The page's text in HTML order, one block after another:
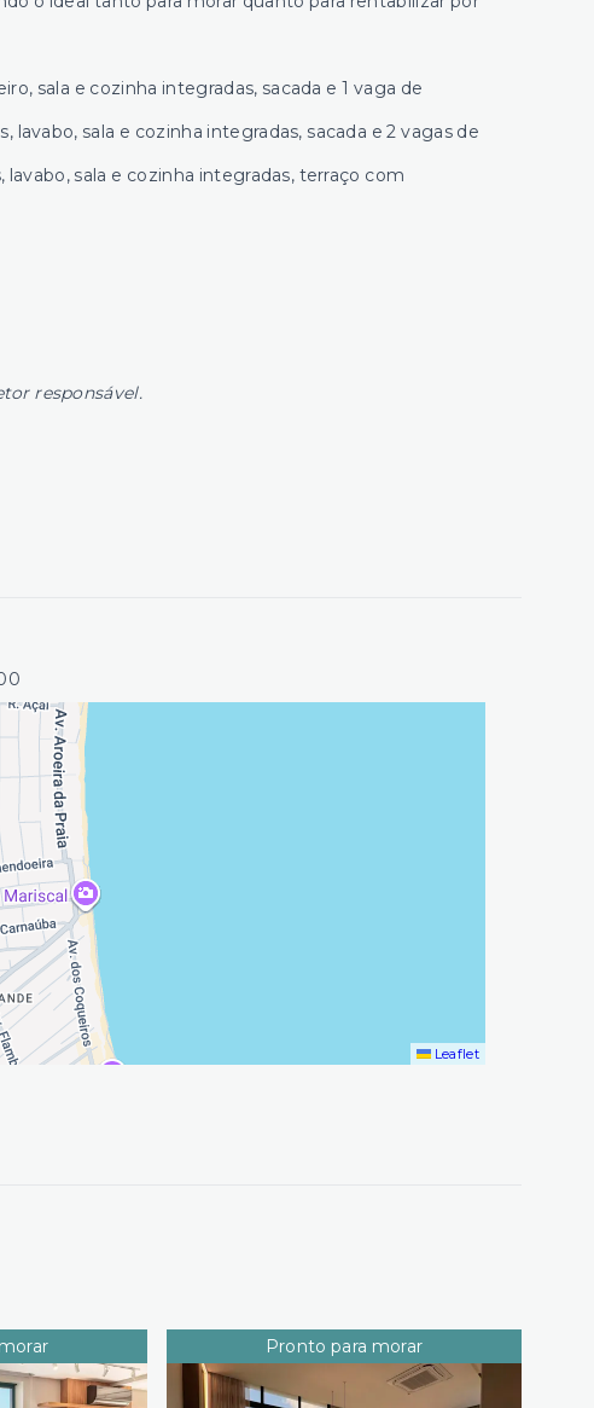
sala e cozinha integradas, sacada e 1 vaga de
lavabo, sala e cozinha integradas, sacada e 2 vagas de
sala e cozinha integradas, terraço com
responsável.
Leaflet
Pronto para morar